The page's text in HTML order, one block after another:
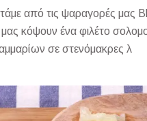
από τις ψαραγορές μας
κόψουν ένα φιλέτο
σε στενόμακρες λ